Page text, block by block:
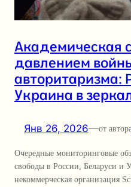
Академическая
давлением
авторитаризма:
Украина в
Янв 26, 2026—от
Очередные мониторинговые
свободы в России, Беларуси и
некоммерческая организация